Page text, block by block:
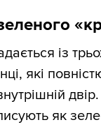
із
які
як